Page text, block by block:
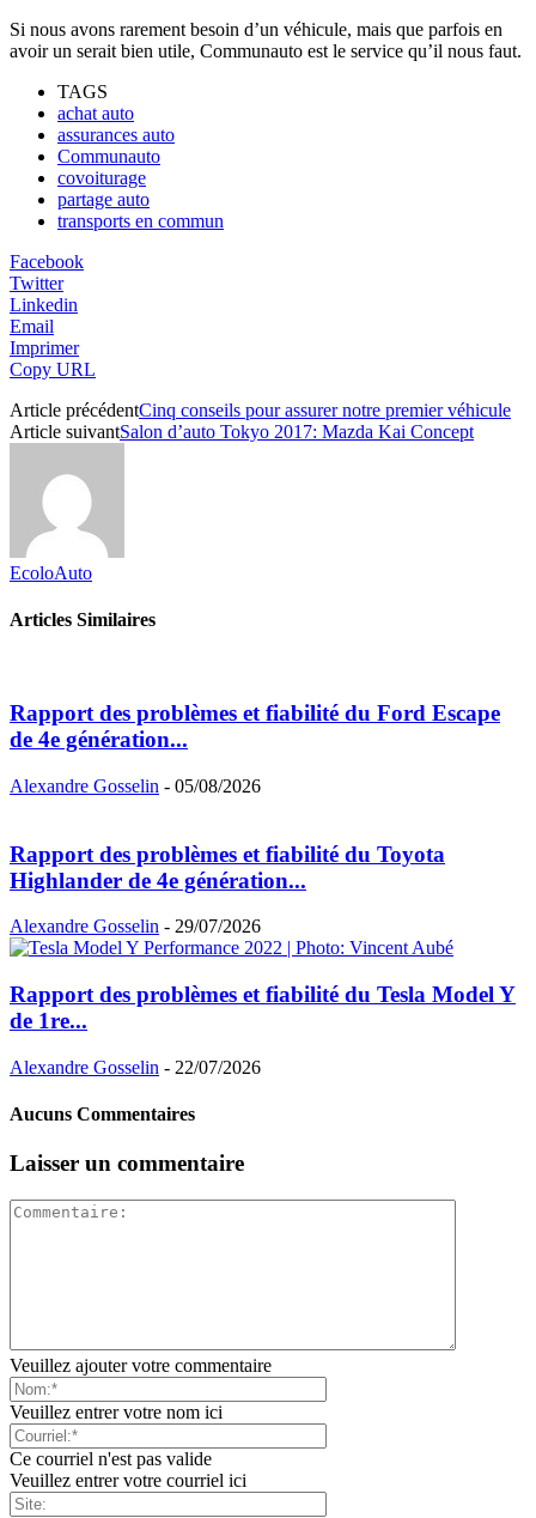
Si nous avons rarement besoin d’un véhicule, mais que parfois en
avoir un serait bien utile, Communauto est le service qu’il nous faut.
TAGS
achat auto
assurances auto
Communauto
covoiturage
partage auto
transports en commun
Facebook
Twitter
Linkedin
Email
Imprimer
Copy URL
Article précédentCinq conseils pour assurer notre premier véhicule
Article suivantSalon d’auto Tokyo 2017: Mazda Kai Concept
EcoloAuto
Articles Similaires
Rapport des problèmes et fiabilité du Ford Escape
de 4e génération...
Alexandre Gosselin - 05/08/2026
Rapport des problèmes et fiabilité du Toyota
Highlander de 4e génération...
Alexandre Gosselin - 29/07/2026
Rapport des problèmes et fiabilité du Tesla Model Y
de 1re...
Alexandre Gosselin - 22/07/2026
Aucuns Commentaires
Laisser un commentaire
Veuillez ajouter votre commentaire
Veuillez entrer votre nom ici
Ce courriel n'est pas valide
Veuillez entrer votre courriel ici